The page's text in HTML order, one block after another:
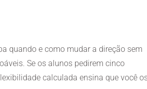
quando e como mudar a direção sem
Se os alunos pedirem cinco
calculada ensina que você